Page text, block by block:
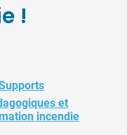
!
et
incendie